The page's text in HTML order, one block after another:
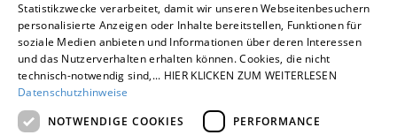
Weitere Informationen finden Sie in unserer
Datenschutzerklärung.
COOKIE-EINSTELLUNGEN ÖFFNEN
Statistikzwecke verarbeitet, damit wir unseren Webseitenbesuchern
personalisierte Anzeigen oder Inhalte bereitstellen, Funktionen für
soziale Medien anbieten und Informationen über deren Interessen
und das Nutzerverhalten erhalten können. Cookies, die nicht
technisch-notwendig sind,... HIER KLICKEN ZUM WEITERLESEN
Datenschutzhinweise
NOTWENDIGE COOKIES
PERFORMANCE